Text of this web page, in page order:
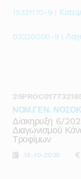
15331170-9 |
03220000-9 |
ΝΟΜ.ΓΕΝ.
Δiακηρυξη 6/
Διαγωνισμού
Τροφίμων
14-10-2025